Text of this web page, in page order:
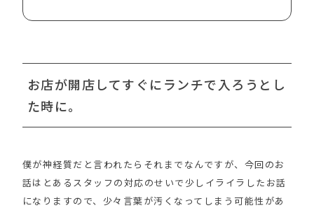
お店が開店してすぐにランチで入ろうとし
た時に。
僕が神経質だと言われたらそれまでなんですが、今回のお
話はとあるスタッフの対応のせいで少しイライラしたお話
になりますので、少々言葉が汚くなってしまう可能性があ